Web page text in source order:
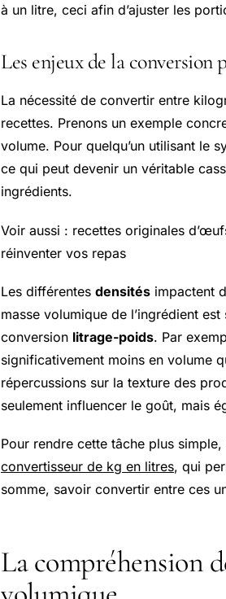
à un litre, ceci afin d’ajuster les
Les enjeux de la conversion
La nécessité de convertir entre
recettes. Prenons un exemple
volume. Pour quelqu’un utilisant le
ce qui peut devenir un véritable
ingrédients.
Voir aussi : recettes originales
réinventer vos repas
Les différentes densités impactent
masse volumique de l’ingrédient
conversion litrage-poids. Par
significativement moins en volume
répercussions sur la texture des
seulement influencer le goût, mais
Pour rendre cette tâche plus
convertisseur de kg en litres, qui
somme, savoir convertir entre ces
La compréhension